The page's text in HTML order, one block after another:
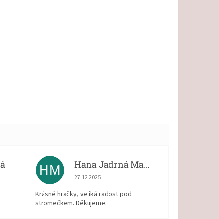
z 5 hvězdiček.HM Hana Jadrná Matějková
Hodnocení obchodu je 5 z 5 hvězdiček.
27.12.2025
Krásné hračky, veliká radost pod
stromečkem. Děkujeme.